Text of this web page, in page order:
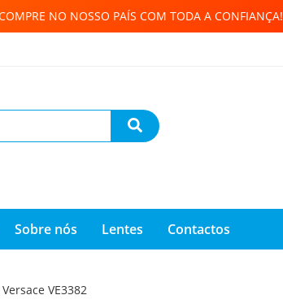
NO NOSSO PAÍS COM TODA A CONFIANÇA!
Sobre nós Lentes Contactos
VE3382